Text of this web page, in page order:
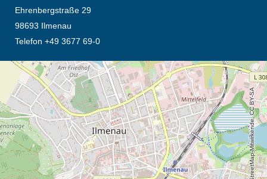
Ehrenbergstraße 29
98693 Ilmenau
Telefon +49 3677 69-0
Öffnet die Anfahrtsbeschreibung in neuem Tab (Karte)
© OpenStreetMap-Mitwirkende, CC BY-SA